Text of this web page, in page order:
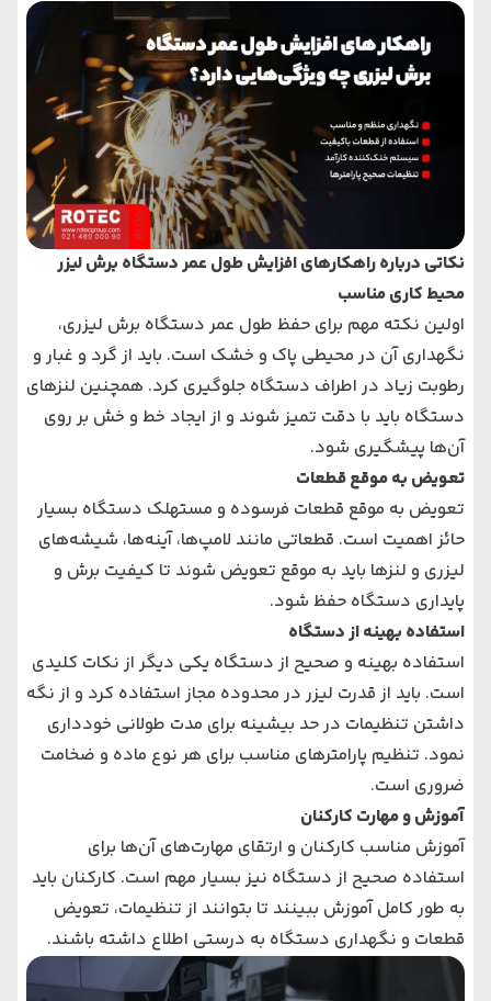
نکاتی درباره راهکارهای افزایش طول عمر دستگاه برش لیزر
محیط کاری مناسب
اولین نکته مهم برای حفظ طول عمر دستگاه برش لیزری،
نگهداری آن در محیطی پاک و خشک است. باید از گرد و غبار و
رطوبت زیاد در اطراف دستگاه جلوگیری کرد. همچنین لنزهای
دستگاه باید با دقت تمیز شوند و از ایجاد خط و خش بر روی
آن‌ها پیشگیری شود.
تعویض به موقع قطعات
تعویض به موقع قطعات فرسوده و مستهلک دستگاه بسیار
حائز اهمیت است. قطعاتی مانند لامپ‌ها، آینه‌ها، شیشه‌های
لیزری و لنزها باید به موقع تعویض شوند تا کیفیت برش و
پایداری دستگاه حفظ شود.
استفاده بهینه از دستگاه
استفاده بهینه و صحیح از دستگاه یکی دیگر از نکات کلیدی
است. باید از قدرت لیزر در محدوده مجاز استفاده کرد و از نگه
داشتن تنظیمات در حد بیشینه برای مدت طولانی خودداری
نمود. تنظیم پارامترهای مناسب برای هر نوع ماده و ضخامت
ضروری است.
آموزش و مهارت کارکنان
آموزش مناسب کارکنان و ارتقای مهارت‌های آن‌ها برای
استفاده صحیح از دستگاه نیز بسیار مهم است. کارکنان باید
به طور کامل آموزش ببینند تا بتوانند از تنظیمات، تعویض
قطعات و نگهداری دستگاه به درستی اطلاع داشته باشند.